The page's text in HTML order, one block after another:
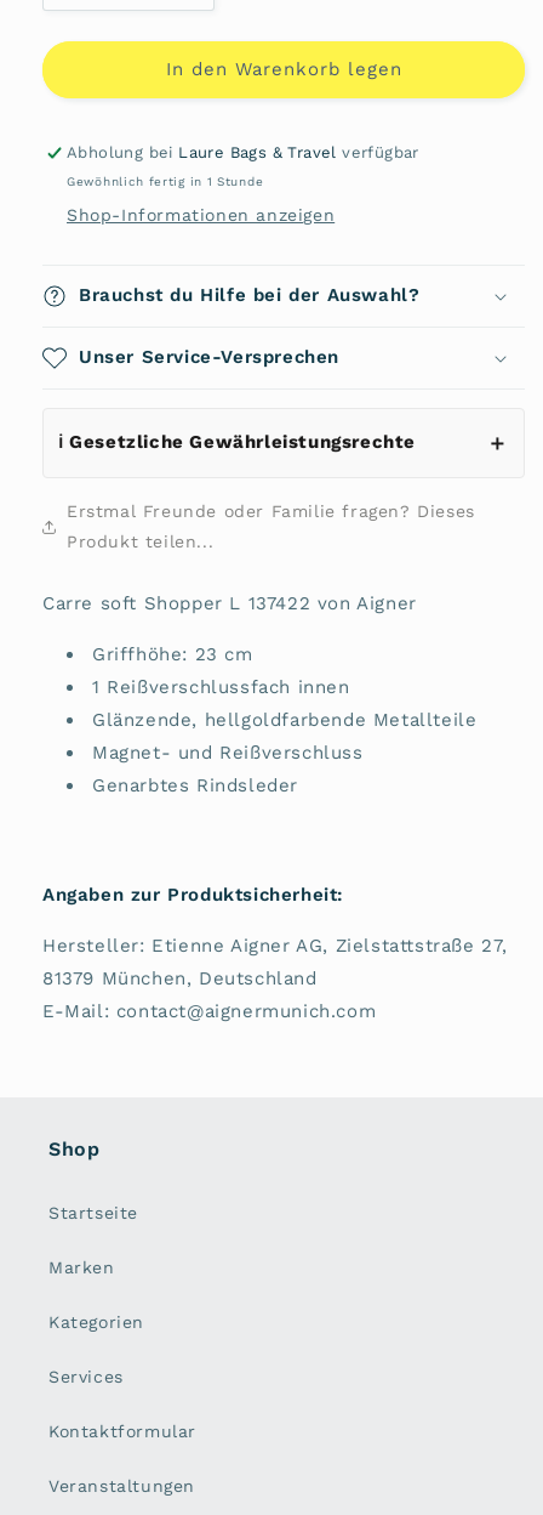
die
Menge
Carre
Shopper
von
die
Menge
für
Carre
Shopper
von
In den Warenkorb legen
Abholung bei Laure Bags & Travel verfügbar
Gewöhnlich fertig in 1 Stunde
Shop-Informationen anzeigen
Brauchst du Hilfe bei der Auswahl?
Unser Service-Versprechen
ℹ️ Gesetzliche Gewährleistungsrechte
Erstmal Freunde oder Familie fragen? Dieses
Produkt teilen...
Carre soft Shopper L 137422 von Aigner
Griffhöhe: 23 cm
1 Reißverschlussfach innen
Glänzende, hellgoldfarbende Metallteile
Magnet- und Reißverschluss
Genarbtes Rindsleder
Angaben zur Produktsicherheit:
Hersteller: Etienne Aigner AG, Zielstattstraße 27,
81379 München, Deutschland
E-Mail: contact@aignermunich.com
Shop
Startseite
Marken
Kategorien
Services
Kontaktformular
Veranstaltungen